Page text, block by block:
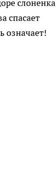
спасает
означает!